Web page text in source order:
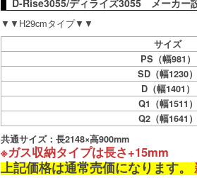
▼▼H29cmタイプ▼▼
サイズ
PS（幅981）
SD（幅1230）
D（幅1401）
Q1（幅1511）
Q2（幅1641）
共通サイズ：長2148×高900mm
※ガス収納タイプは長さ+15mm
上記価格は通常売価になります。